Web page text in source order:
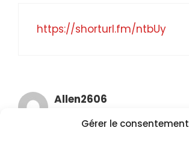
Gérer le consentement
https://shorturl.fm/ntbUy
Allen2606
5 novembre 2025 à 23h09